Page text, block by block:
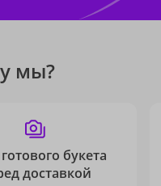
мы?
букета
доставкой